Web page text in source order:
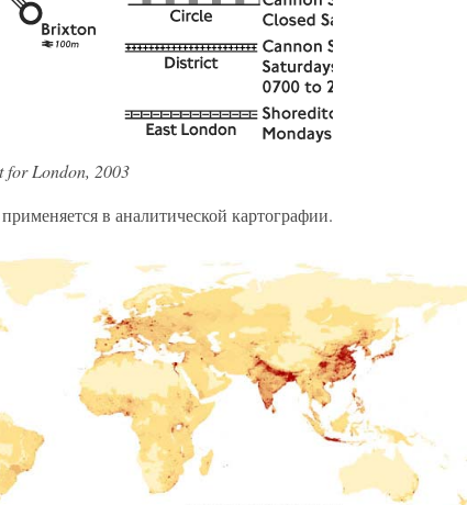
for London, 2003
в аналитической картографии.